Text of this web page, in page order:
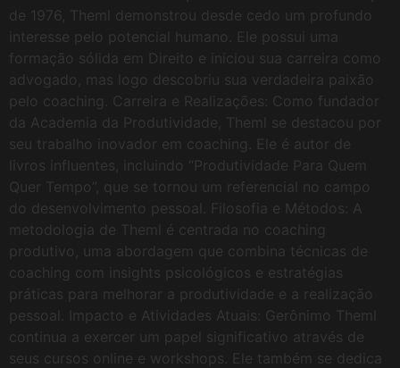
de 1976, Theml demonstrou desde cedo um profundo
interesse pelo potencial humano. Ele possui uma
formação sólida em Direito e iniciou sua carreira como
advogado, mas logo descobriu sua verdadeira paixão
pelo coaching. Carreira e Realizações: Como fundador
da Academia da Produtividade, Theml se destacou por
seu trabalho inovador em coaching. Ele é autor de
livros influentes, incluindo “Produtividade Para Quem
Quer Tempo”, que se tornou um referencial no campo
do desenvolvimento pessoal. Filosofia e Métodos: A
metodologia de Theml é centrada no coaching
produtivo, uma abordagem que combina técnicas de
coaching com insights psicológicos e estratégias
práticas para melhorar a produtividade e a realização
pessoal. Impacto e Atividades Atuais: Gerônimo Theml
continua a exercer um papel significativo através de
seus cursos online e workshops. Ele também se dedica